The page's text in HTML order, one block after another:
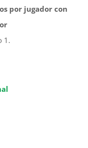
por jugador con
1.